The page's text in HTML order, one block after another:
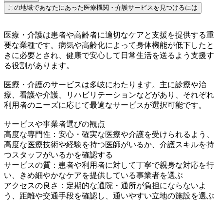
この地域であなたにあった医療機関・介護サービスを見つけるには
医療・介護は患者や高齢者に適切なケアと支援を提供する重
要な業種です。病気や高齢化によって身体機能が低下したと
きに必要とされ、健康で安心して日常生活を送るよう支援す
る役割があります。
医療・介護のサービスは多岐にわたります。主に診療や治
療、看護や介護、リハビリテーションなどがあり、それぞれ
利用者のニーズに応じて最適なサービスが選択可能です。
サービスや事業者選びの観点
高度な専門性：安心・確実な医療や介護を受けられるよう、
高度な医療技術や経験を持つ医師がいるか、介護スキルを持
つスタッフがいるかを確認する
サービスの質：患者や利用者に対して丁寧で親身な対応を行
い、きめ細やかなケアを提供している事業者を選ぶ
アクセスの良さ：定期的な通院・通所が負担にならないよ
う、距離や交通手段を確認し、通いやすい立地の施設を選ぶ